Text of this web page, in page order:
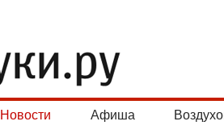
Новости Афиша